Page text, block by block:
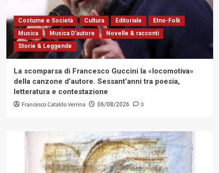
Costume e Società Cultura Editoriale
Etno-Folk
Musica
Musica D'autore
Novelle & racconti
Storie & Leggende
La scomparsa di Francesco Guccini la «locomotiva»
della canzone d’autore. Sessant’anni tra poesia,
letteratura e contestazione
Francesco Cataldo Verrina 06/08/2026 0